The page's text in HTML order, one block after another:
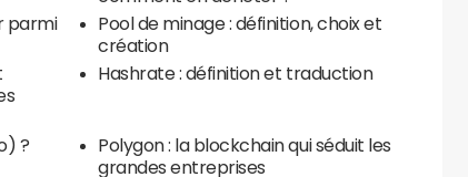
parmi
Pool de minage : définition, choix et
création
Hashrate : définition et traduction
?
Polygon : la blockchain qui séduit les
grandes entreprises